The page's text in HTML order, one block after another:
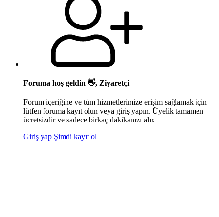
Foruma hoş geldin 👋, Ziyaretçi
Forum içeriğine ve tüm hizmetlerimize erişim sağlamak için
lütfen foruma kayıt olun veya giriş yapın. Üyelik tamamen
ücretsizdir ve sadece birkaç dakikanızı alır.
Giriş yap Şimdi kayıt ol